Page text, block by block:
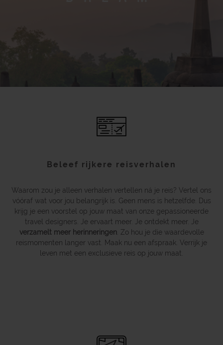
Beleef rijkere reisverhalen
Waarom zou je alleen verhalen vertellen ná je reis? Vertel ons
vóóraf wat voor jou belangrijk is. Geen mens is hetzelfde. Dus
krijg je een voorstel op jouw maat van onze gepassioneerde
travel designers. Je ervaart meer. Je ontdekt meer. Je
verzamelt meer herinneringen. Zo hou je die waardevolle
reismomenten langer vast. Maak nu een afspraak. Verrijk je
leven met een exclusieve reis op jouw maat.